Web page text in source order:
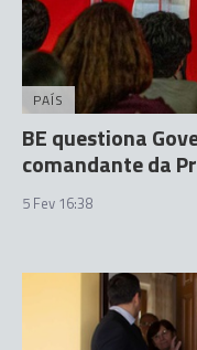
PAÍS
BE questiona
comandante da
5 Fev 16:38